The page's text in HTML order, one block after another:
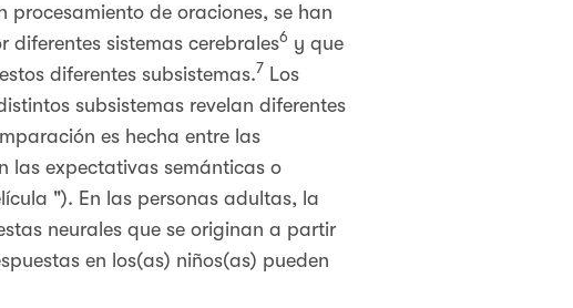
procesamiento de oraciones, se han
diferentes sistemas cerebrales6 y que
diferentes subsistemas.7 Los
subsistemas revelan diferentes
es hecha entre las
las expectativas semánticas o
"). En las personas adultas, la
neurales que se originan a partir
en los(as) niños(as) pueden